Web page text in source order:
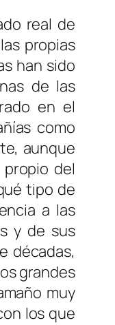
real de
propias
han sido
de las
en el
como
aunque
del
tipo de
a las
y de sus
décadas,
grandes
muy
los que